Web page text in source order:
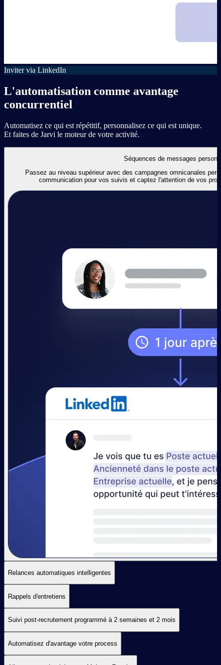
Inviter via LinkedIn
L'automatisation comme avantage
concurrentiel
Automatisez ce qui est répétitif, personnalisez ce qui est unique.
Et faites de Jarvi le moteur de votre activité.
Séquences de messages
Passez au niveau supérieur avec des campagnes omnicanales
communication pour vos suivis et captez l'attention de vos
Relances automatiques intelligentes
Rappels d'entretiens
Suivi post-recrutement programmé à 2 semaines et 2 mois
Automatisez d'avantage votre process